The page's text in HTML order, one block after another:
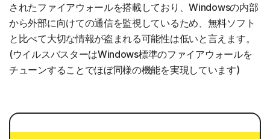
されたファイアウォールを搭載しており、Windowsの内部
から外部に向けての通信を監視しているため、無料ソフト
と比べて大切な情報が盗まれる可能性は低いと言えます。
(ウイルスバスターはWindows標準のファイアウォールを
チューンすることでほぼ同様の機能を実現しています)